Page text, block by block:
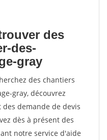
des
des-
gray
des chantiers
gray, découvrez
demande de devis
dès à présent des
notre service d'aide